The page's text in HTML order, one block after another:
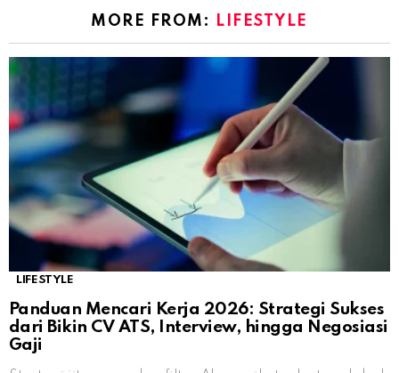
MORE FROM: LIFESTYLE
LIFESTYLE
Panduan Mencari Kerja 2026: Strategi Sukses
dari Bikin CV ATS, Interview, hingga Negosiasi
Gaji